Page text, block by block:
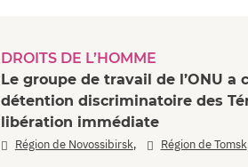
DROITS DE L’HOMME
Le groupe de travail de l’ONU a
détention discriminatoire des
libération immédiate
Région de Novossibirsk, Région de Tomsk